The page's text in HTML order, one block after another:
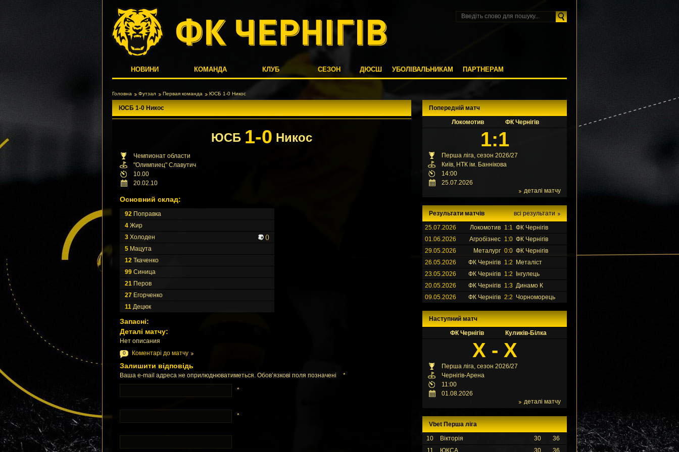
НОВИНИ КОМАНДА КЛУБ СЕЗОН ДЮСШ УБОЛІВАЛЬНИКАМ ПАРТНЕРАМ
Головна Футзал Первая команда ЮСБ 1-0 Никос
ЮСБ 1-0 Никос
ЮСБ 1-0 Никос
Чемпионат области
"Олимпиец" Славутич
10.00
20.02.10
Основний склад:
92 Поправка
4 Жир
3 Холоден
()
5 Мацута
12 Ткаченко
99 Синица
21 Перов
27 Егорченко
11 Децюк
Запасні:
Деталі матчу:
Нет описания
0 Коментарі до матчу
Залишити відповідь
Ваша e-mail адреса не оприлюднюватиметься. Обов’язкові поля позначені *
*
*
Попередній матч
Локомотив
ФК Чернігів
1:1
Перша ліга, сезон 2026/27
Київ, НТК ім. Баннікова
14:00
25.07.2026
деталі матчу
всі результати
Результати матчів
25.07.2026
Локомотив 1:1 ФК Чернігів
01.06.2026
Агробізнес 1:0 ФК Чернігів
29.05.2026
Металург 0:0 ФК Чернігів
26.05.2026
ФК Чернігів 1:2
Металіст
23.05.2026
ФК Чернігів 1:2
Інгулець
20.05.2026
ФК Чернігів 1:3 Динамо К
09.05.2026
ФК Чернігів 2:2 Чорноморець
Наступний матч
ФК Чернігів
Куликів-Білка
X - X
Перша ліга, сезон 2026/27
Чернігів-Арена
11:00
01.08.2026
деталі матчу
Vbet Перша ліга
10
Вікторія 30
36
11
ЮКСА 30 36